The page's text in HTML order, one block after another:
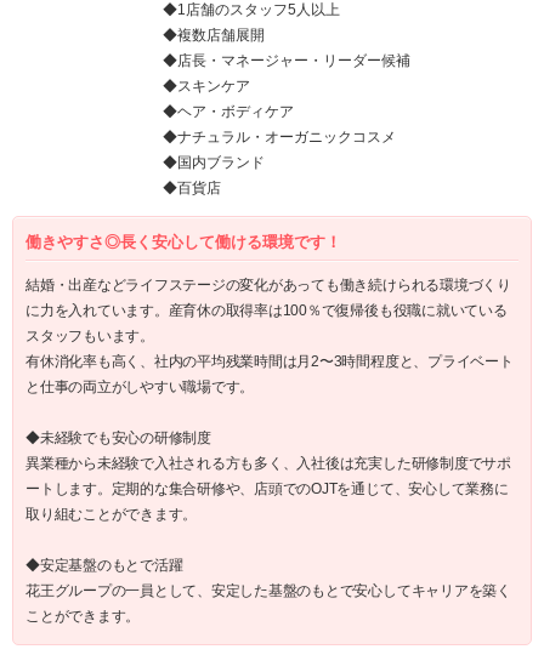
◆1店舗のスタッフ5人以上
◆複数店舗展開
◆店長・マネージャー・リーダー候補
◆スキンケア
◆ヘア・ボディケア
◆ナチュラル・オーガニックコスメ
◆国内ブランド
◆百貨店
働きやすさ◎長く安心して働ける環境です！
結婚・出産などライフステージの変化があっても働き続けられる環境づくり
に力を入れています。産育休の取得率は100％で復帰後も役職に就いている
スタッフもいます。
有休消化率も高く、社内の平均残業時間は月2〜3時間程度と、プライベート
と仕事の両立がしやすい職場です。
◆未経験でも安心の研修制度
異業種から未経験で入社される方も多く、入社後は充実した研修制度でサポ
ートします。定期的な集合研修や、店頭でのOJTを通じて、安心して業務に
取り組むことができます。
◆安定基盤のもとで活躍
花王グループの一員として、安定した基盤のもとで安心してキャリアを築く
ことができます。